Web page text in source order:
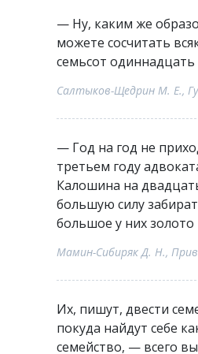
— Ну, каким же
можете сосчитать
семьсот одиннадцать
Салтыков-Щедрин М. Е.,
— Год на год не
третьем году
Калошина на
большую силу
большое у них
Мамин-Сибиряк Д. Н.,
Их, пишут, двести
покуда найдут себе
семейство, — всего